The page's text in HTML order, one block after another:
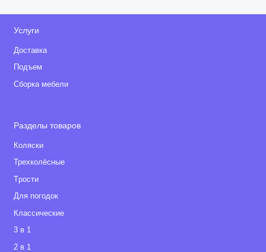
Услуги
Доставка
Подъем
Сборка мебели
Разделы товаров
Коляски
Трехколёсные
Tрости
Для погодок
Классические
3 в 1
2 в 1